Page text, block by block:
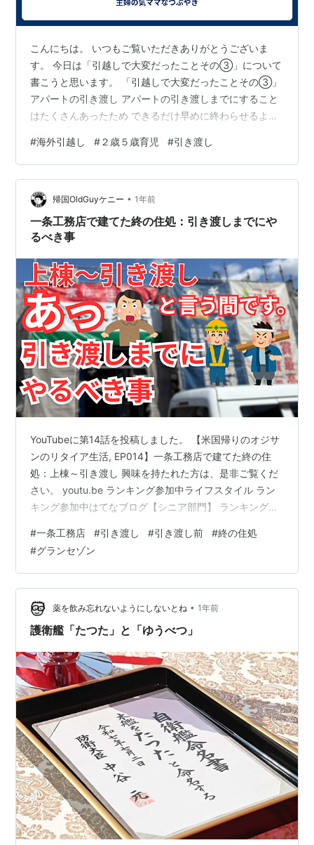
こんにちは。 いつもご覧いただきありがとうございま
す。 今日は「引越しで大変だったことその③」について
書こうと思います。 「引越しで大変だったことその③」
アパートの引き渡し アパートの引き渡しまでにすること
はたくさんあったため できるだけ早めに終わらせるよう
た。 今回の引越し先は海外。 夫は先に赴任しており、子
ども2人がわちゃわちゃと騒いでいる間に せっせと引越
しの準備や手続きをすることに。 振り返って大事だなと
思ったことは、 引き渡す前日までには荷物、ごみも全部
撤去し、 水道、ガス、電気も止めることです。 理想は、
荷物も全部撤去し前日ホテ…
#海外引越し #２歳５歳育児 #引き渡し
帰国OldGuyケニー • 1年前
一条工務店で建てた終の住処：引き渡しまでにや
るべき事
YouTubeに第14話を投稿しました。 【米国帰りのオジサ
ンのリタイア生活, EP014】一条工務店で建てた終の住
処：上棟～引き渡し 興味を持たれた方は、是非ご覧くだ
さい。 youtu.be ランキング参加中ライフスタイル ラン
キング参加中はてなブログ【シニア部門】 ランキング参
#一条工務店 #引き渡し #引き渡し前 #終の住処
#グランセゾン
薬を飲み忘れないようにしないとね • 1年前
護衛艦「たつた」と「ゆうべつ」